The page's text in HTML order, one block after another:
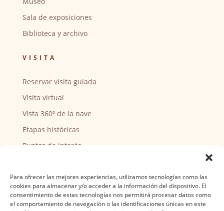
Para ofrecer las mejores experiencias, utilizamos tecnologías como las
cookies para almacenar y/o acceder a la información del dispositivo. El
consentimiento de estas tecnologías nos permitirá procesar datos como
el comportamiento de navegación o las identificaciones únicas en este
Sala de exposiciones
Biblioteca y archivo
VISITA
Reservar visita guiada
Visita virtual
Vista 360º de la nave
Etapas históricas
Puntos de interés
Actividades y horarios